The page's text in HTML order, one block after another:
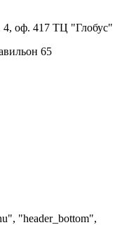
4, оф. 417 ТЦ "Глобус"
65
"header_bottom",